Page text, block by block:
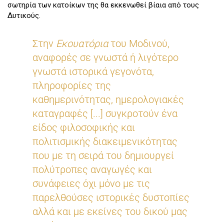
σωτηρία των κατοίκων της θα εκκενωθεί βίαια από τους
Δυτικούς.
Στην Εκουατόριατου Μοδινού,
αναφορές σε γνωστά ή λιγότερο
γνωστά ιστορικά γεγονότα,
πληροφορίες της
καθημερινότητας, ημερολογιακές
καταγραφές [...] συγκροτούν ένα
είδος φιλοσοφικής και
πολιτισμικής διακειμενικότητας
που με τη σειρά του δημιουργεί
πολύτροπες αναγωγές και
συνάφειες όχι μόνο με τις
παρελθούσες ιστορικές δυστοπίες
αλλά και με εκείνες του δικού μας